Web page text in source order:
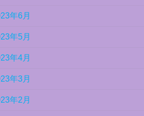
年6月
年5月
年4月
年3月
年2月